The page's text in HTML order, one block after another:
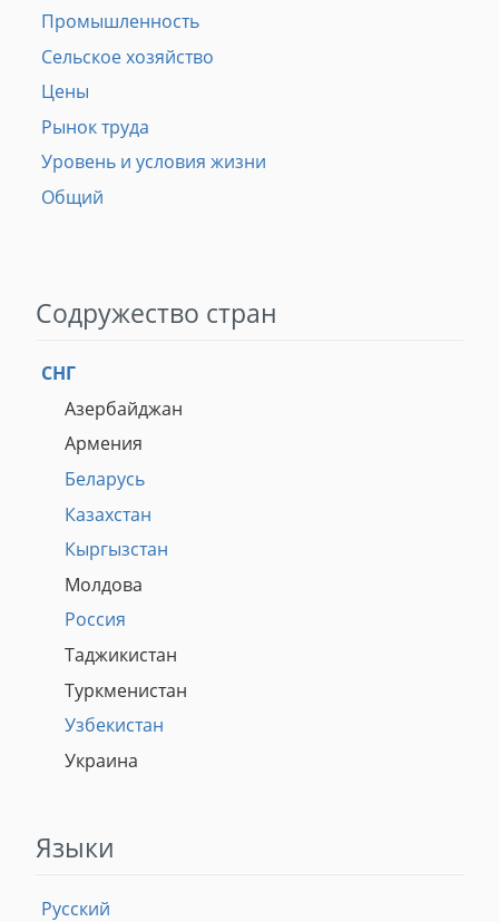
Промышленность
Сельское хозяйство
Цены
Рынок труда
Уровень и условия жизни
Общий
Содружество стран
СНГ
Азербайджан
Армения
Беларусь
Казахстан
Кыргызстан
Молдова
Россия
Таджикистан
Туркменистан
Узбекистан
Украина
Языки
Русский